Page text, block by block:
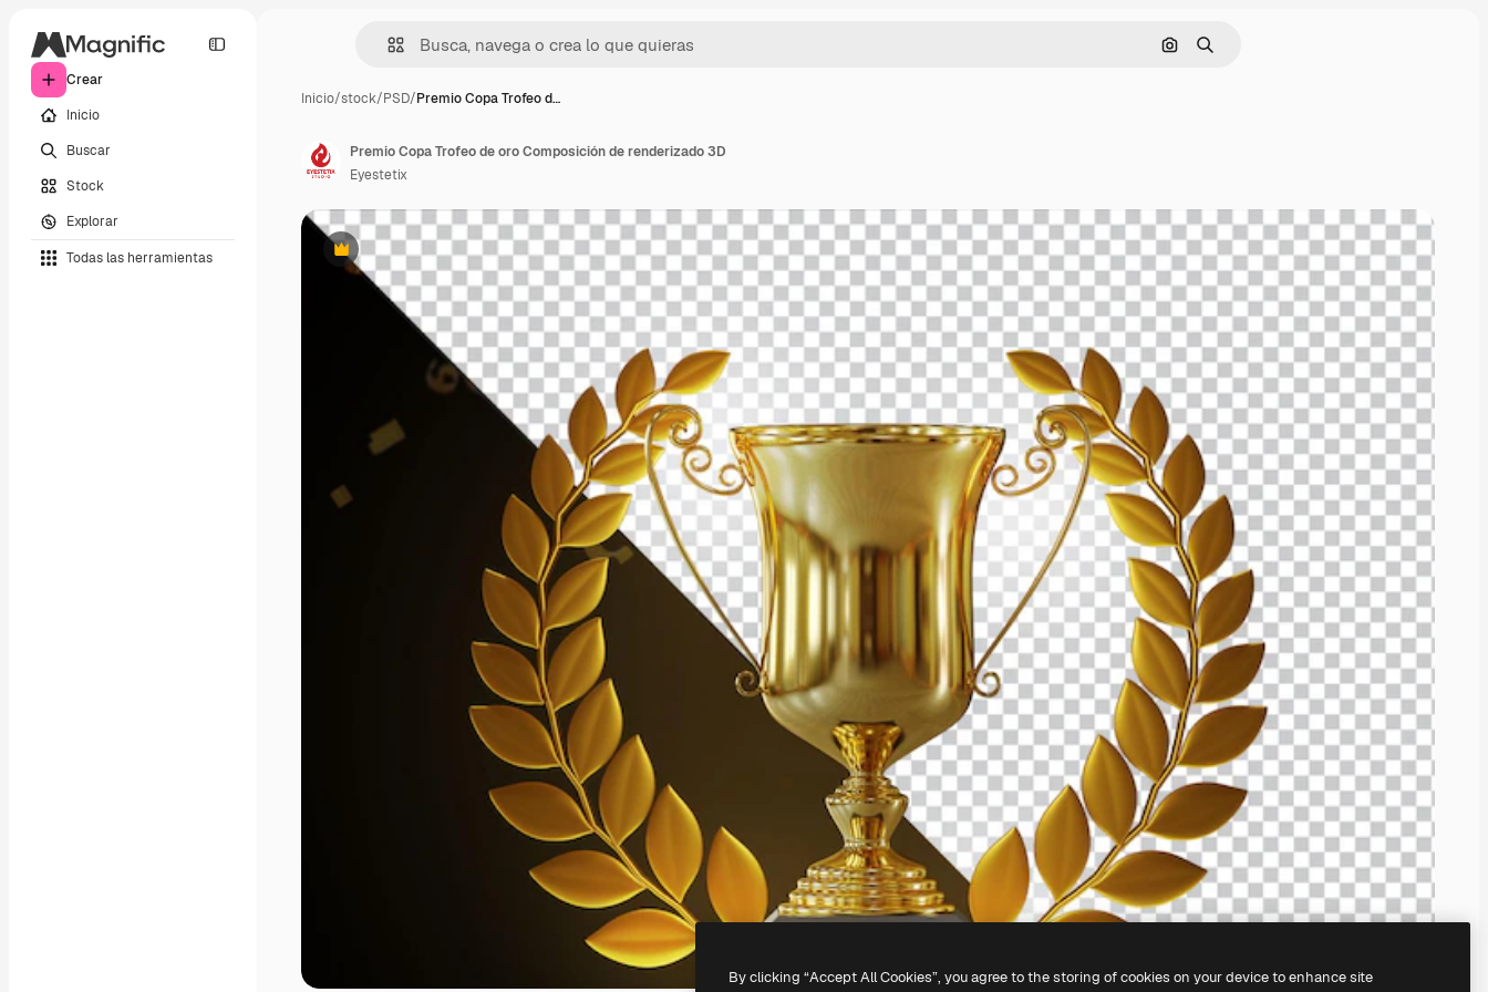
Crear
Inicio
Buscar
Stock
Explorar
Todas las herramientas
Buscar por imagen
Buscar
Inicio/stock/PSD/Premio Copa Trofeo d…
Premium
Premio Copa Trofeo de oro Composición de renderizado 3D
Eyestetix
By clicking “Accept All Cookies”, you agree to the storing of cookies on your device to enhance site